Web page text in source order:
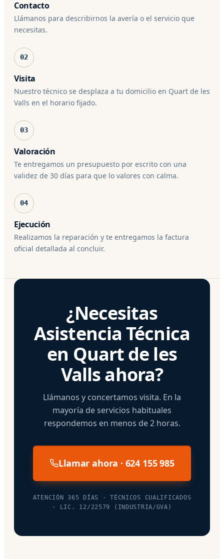
Contacto
Llámanos para describirnos la avería o el servicio que
necesitas.
02
Visita
Nuestro técnico se desplaza a tu domicilio en Quart de les
Valls en el horario fijado.
03
Valoración
Te entregamos un presupuesto por escrito con una
validez de 30 días para que lo valores con calma.
04
Ejecución
Realizamos la reparación y te entregamos la factura
oficial detallada al concluir.
¿Necesitas
Asistencia Técnica
en Quart de les
Valls ahora?
Llámanos y concertamos visita. En la
mayoría de servicios habituales
respondemos en menos de 2 horas.
Llamar ahora · 624 155 985
ATENCIÓN 365 DÍAS · TÉCNICOS CUALIFICADOS
· LIC. 12/22579 (INDUSTRIA/GVA)